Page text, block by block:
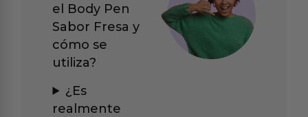
el Body Pen
Sabor Fresa y
cómo se
utiliza?
¿Es
realmente